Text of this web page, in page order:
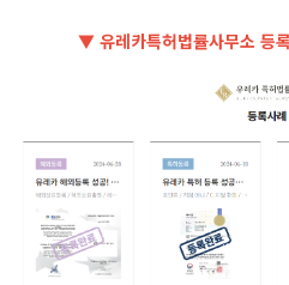
▼ 유레카특허법률사무소 등